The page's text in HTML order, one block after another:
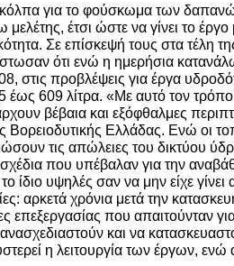
για το φούσκωμα των
έτσι ώστε να γίνει το
Σε επίσκεψή τους στα τέλη
ότι ενώ η ημερήσια
στις προβλέψεις για έργα
έως 609 λίτρα. «Με αυτό τον
βέβαια και εξόφθαλμες
Ελλάδας. Ενώ οι
τις απώλειες του δικτύου
σχέδια που υπέβαλαν για την
ίδιο υψηλές σαν να μην είχε
αρκετά χρόνια μετά την
επεξεργασίας που απαιτούνταν
και να
η λειτουργία των έργων, ενώ